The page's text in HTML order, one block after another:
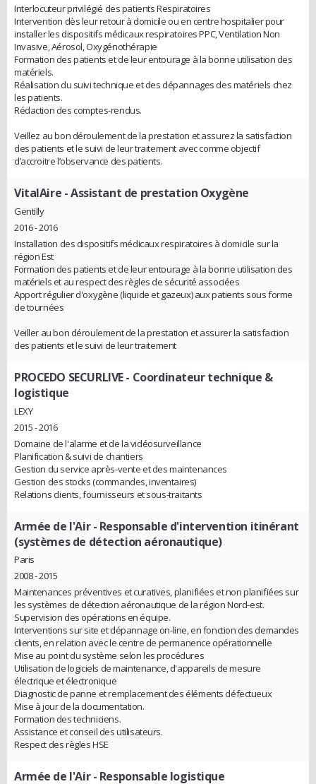
Interlocuteur privilégié des patients Respiratoires
Intervention dès leur retour à domicile ou en centre hospitalier pour
installer les dispositifs médicaux respiratoires PPC, Ventilation Non
Invasive, Aérosol, Oxygénothérapie
Formation des patients et de leur entourage à la bonne utilisation des
matériels.
Réalisation du suivi technique et des dépannages des matériels chez
les patients.
Rédaction des comptes-rendus.
Veillez au bon déroulement de la prestation et assurez la satisfaction
des patients et le suivi de leur traitement avec comme objectif
d’accroitre l’observance des patients.
VitalAire - Assistant de prestation Oxygène
Gentilly
2016 - 2016
Installation des dispositifs médicaux respiratoires à domicile sur la
région Est
Formation des patients et de leur entourage à la bonne utilisation des
matériels et au respect des règles de sécurité associées
Apport régulier d'oxygène (liquide et gazeux) aux patients sous forme
de tournées
Veiller au bon déroulement de la prestation et assurer la satisfaction
des patients et le suivi de leur traitement
PROCEDO SECURLIVE- Coordinateur technique &
logistique
LEXY
2015 - 2016
Domaine de l'alarme et de la vidéosurveillance
Planification & suivi de chantiers
Gestion du service après-vente et des maintenances
Gestion des stocks (commandes, inventaires)
Relations clients, fournisseurs et sous-traitants
Armée de l'Air- Responsable d'intervention itinérant
(systèmes de détection aéronautique)
Paris
2008 - 2015
Maintenances préventives et curatives, planifiées et non planifiées sur
les systèmes de détection aéronautique de la région Nord-est.
Supervision des opérations en équipe.
Interventions sur site et dépannage on-line, en fonction des demandes
clients, en relation avec le centre de permanence opérationnelle
Mise au point du système selon les procédures
Utilisation de logiciels de maintenance, d'appareils de mesure
électrique et électronique
Diagnostic de panne et remplacement des éléments défectueux
Mise à jour de la documentation.
Formation des techniciens.
Assistance et conseil des utilisateurs.
Respect des règles HSE
Armée de l'Air- Responsable logistique